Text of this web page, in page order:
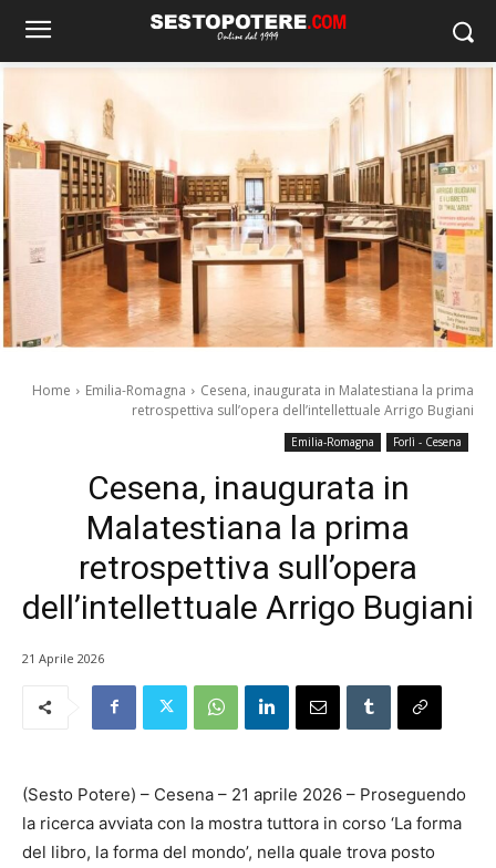
Home Emilia-Romagna
Cesena, inaugurata in Malatestiana la prima
retrospettiva sull’opera dell’intellettuale Arrigo Bugiani
Emilia-Romagna Forlì - Cesena
Cesena, inaugurata in
Malatestiana la prima
retrospettiva sull’opera
dell’intellettuale Arrigo Bugiani
21 Aprile 2026
(Sesto Potere) – Cesena – 21 aprile 2026 – Proseguendo
la ricerca avviata con la mostra tuttora in corso ‘La forma
del libro, la forma del mondo’, nella quale trova posto